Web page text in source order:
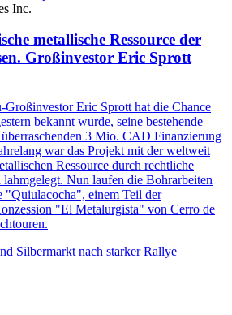
Inc.
metallische Ressource der
Großinvestor Eric Sprott
Großinvestor Eric Sprott hat die Chance
bekannt wurde, seine bestehende
3 Mio. CAD Finanzierung
war das Projekt mit der weltweit
Ressource durch rechtliche
Nun laufen die Bohrarbeiten
"Quiulacocha", einem Teil der
"El Metalurgista" von Cerro de